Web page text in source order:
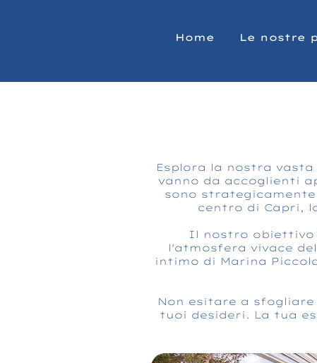
Home Le nostre
Esplora la nostra
vanno da accoglienti
sono
centro di Capri,
Il nostro obiettivo
l'atmosfera vivace
intimo di Marina
Non esitare a
tuoi desideri. La tua